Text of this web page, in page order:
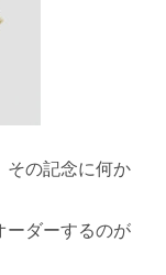
その記念に何か
ーダーするのが